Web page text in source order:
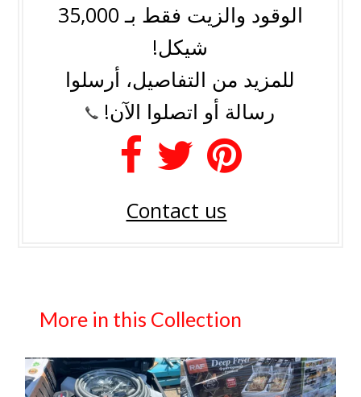
الوقود والزيت فقط بـ 35,000
شيكل!
للمزيد من التفاصيل، أرسلوا
رسالة أو اتصلوا الآن!
Contact us
More in this Collection